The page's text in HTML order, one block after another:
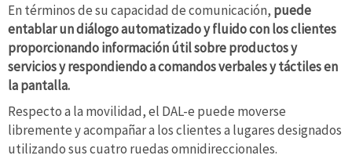
En términos de su capacidad de comunicación, puede
entablar un diálogo automatizado y fluido con los clientes
proporcionando información útil sobre productos y
servicios y respondiendo a comandos verbales y táctiles en
la pantalla.
Respecto a la movilidad, el DAL-e puede moverse
libremente y acompañar a los clientes a lugares designados
utilizando sus cuatro ruedas omnidireccionales.